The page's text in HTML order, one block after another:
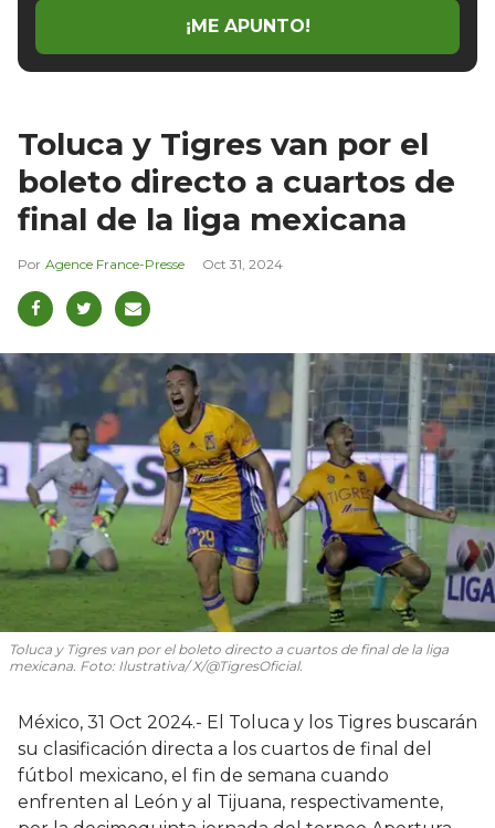
¡ME APUNTO!
Toluca y Tigres van por el
boleto directo a cuartos de
final de la liga mexicana
Agence France-Presse Oct 31, 2024
Toluca y Tigres van por el boleto directo a cuartos de final de la liga
mexicana. Foto: Ilustrativa/ X/@TigresOficial.
México, 31 Oct 2024.- El Toluca y los Tigres buscarán
su clasificación directa a los cuartos de final del
fútbol mexicano, el fin de semana cuando
enfrenten al León y al Tijuana, respectivamente,